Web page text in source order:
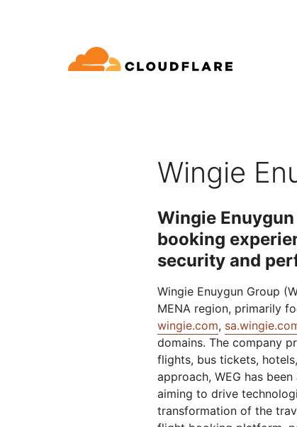
现代化安全
VPN 替代品
网络钓鱼防护
保护 Web 应用和 API
数据合规
L7 DDoS 防护
API 安全解决方案
机器人管理
小型企业计划
计算
Observability
日志、指标和追踪
Workers
构建和部署无服务器应
Workers KV
应用的无服务器键值存储
PowerUP 计划
发展业务的同时保障客户连接和安
技
探
态
图书馆
构建
技术指南
探索
数字
隐私
政策、
公众
人道
Wingie
Wingie
booking
security and
Wingie Enuygun Group
MENA region, primarily
wingie.com,
domains. The company
flights, bus tickets,
approach, WEG has
aiming to drive
transformation of the